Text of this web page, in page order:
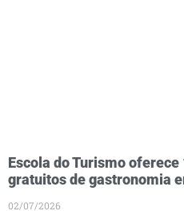
Escola do Turismo
gratuitos de gastronomia
02/07/2026